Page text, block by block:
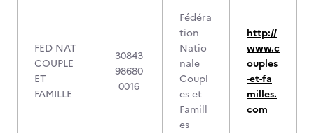
FED NAT
COUPLE
ET
FAMILLE
30843
98680
0016
Fédéra
tion
Natio
nale
Coupl
es et
Famill
es
http://
www.c
ouples
-et-fa
milles.
com